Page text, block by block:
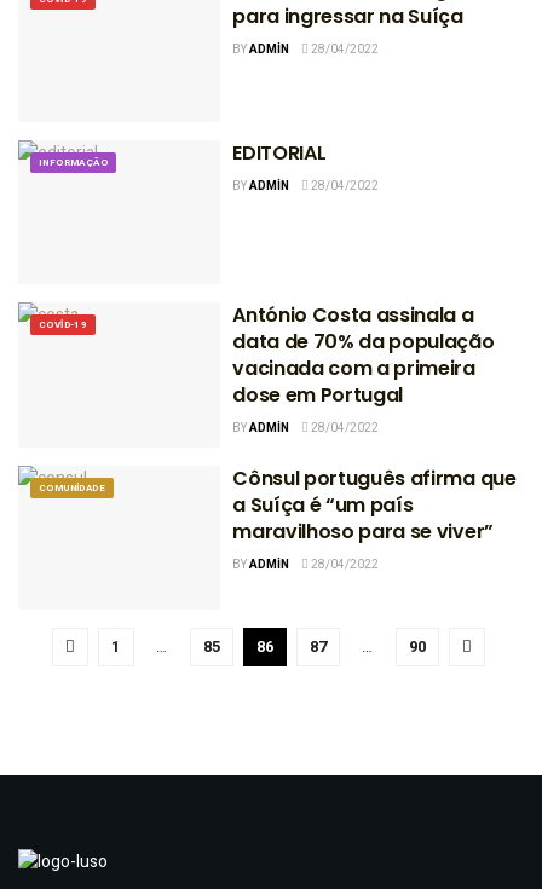
para ingressar na Suíça
BYADMIN 28/04/2022
INFORMAÇÃO EDITORIAL
BYADMIN 28/04/2022
COVID-19
António Costa assinala a
data de 70% da população
vacinada com a primeira
dose em Portugal
BYADMIN 28/04/2022
COMUNIDADE
Cônsul português afirma que
a Suíça é “um país
maravilhoso para se viver”
BYADMIN 28/04/2022
1 … 85 86 87 … 90